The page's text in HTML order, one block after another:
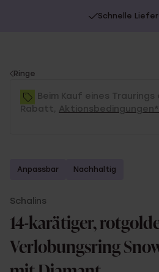
Schnelle
You
are
here:
Ringe
Beim Kauf eines Traurings
Rabatt, Aktionsbedingungen*
Anpassbar Nachhaltig
Schalins
14-karätiger,
Verlobungsring